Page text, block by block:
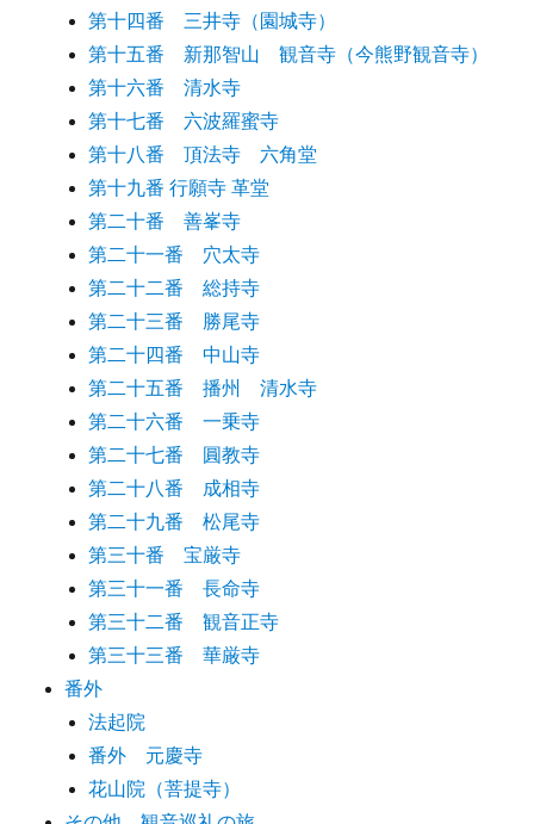
第十四番 三井寺（園城寺）
第十五番 新那智山 観音寺（今熊野観音寺）
第十六番 清水寺
第十七番 六波羅蜜寺
第十八番 頂法寺 六角堂
第十九番 行願寺 革堂
第二十番 善峯寺
第二十一番 穴太寺
第二十二番 総持寺
第二十三番 勝尾寺
第二十四番 中山寺
第二十五番 播州 清水寺
第二十六番 一乗寺
第二十七番 圓教寺
第二十八番 成相寺
第二十九番 松尾寺
第三十番 宝厳寺
第三十一番 長命寺
第三十二番 観音正寺
第三十三番 華厳寺
番外
法起院
番外 元慶寺
花山院（菩提寺）